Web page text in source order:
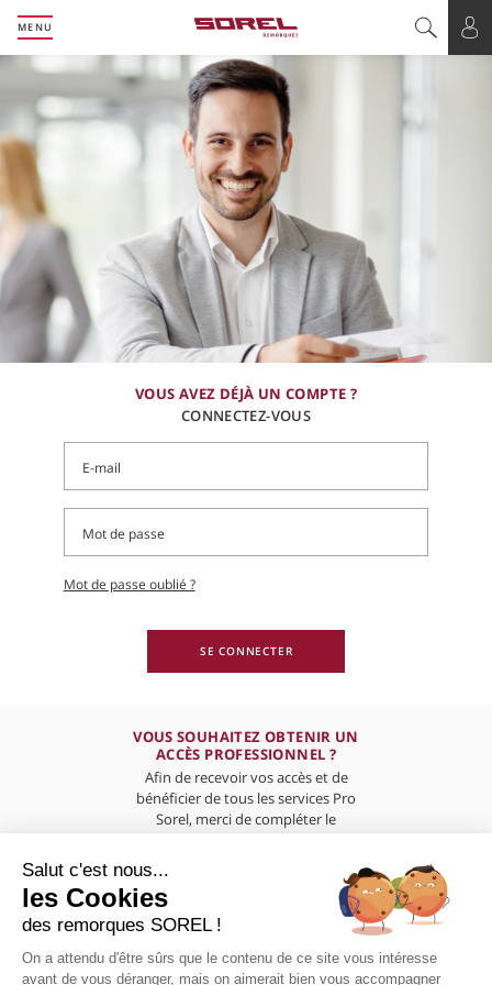
MENU Basculer
VOUS AVEZ DÉJÀ UN COMPTE ?
CONNECTEZ-VOUS
Mot de passe oublié ?
SE CONNECTER
VOUS SOUHAITEZ OBTENIR UN
ACCÈS PROFESSIONNEL ?
Afin de recevoir vos accès et de
bénéficier de tous les services Pro
Sorel, merci de compléter le
PRÉSENTATION
Salut c'est nous...
les Cookies
des remorques SOREL !
On a attendu d'être sûrs que le contenu de ce site vous intéresse
avant de vous déranger, mais on aimerait bien vous accompagner